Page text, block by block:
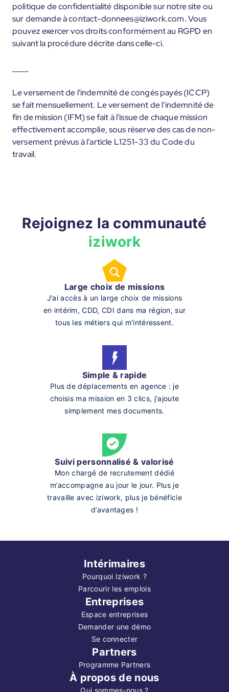
politique de confidentialité disponible sur notre site ou
sur demande à contact-donnees@iziwork.com. Vous
pouvez exercer vos droits conformément au RGPD en
suivant la procédure décrite dans celle-ci.
Le versement de l'indemnité de congés payés (ICCP)
se fait mensuellement. Le versement de l'indemnité de
fin de mission (IFM) se fait à l'issue de chaque mission
effectivement accomplie, sous réserve des cas de non-
versement prévus à l'article L1251-33 du Code du
travail.
Rejoignez la communauté
iziwork
Large choix de missions
J’ai accès à un large choix de missions
en intérim, CDD, CDI dans ma région, sur
tous les métiers qui m’intéressent.
Simple & rapide
Plus de déplacements en agence : je
choisis ma mission en 3 clics, j'ajoute
simplement mes documents.
Suivi personnalisé & valorisé
Mon chargé de recrutement dédié
m’accompagne au jour le jour. Plus je
travaille avec iziwork, plus je bénéficie
d’avantages !
Intérimaires
Pourquoi Iziwork ?
Parcourir les emplois
Entreprises
Espace entreprises
Demander une démo
Se connecter
Partners
Programme Partners
À propos de nous
Qui sommes-nous ?